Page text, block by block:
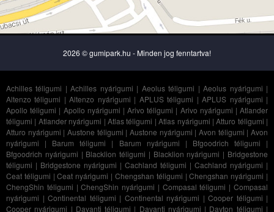
2026 © gumipark.hu - Minden jog fenntartva!
Achilles téligumi |Achilles nyárigumi | Aeolus téligumi |Aeolus nyárigumi |
Altenzo téligumi |Altenzo nyárigumi | APLUS téligumi |APLUS nyárigumi |
Apollo téligumi | Apollo nyárigumi |Arivo téligumi | Arivo nyárigumi |Atlander
téligumi | Atlander nyárigumi | Atlas téligumi |Atlas nyárigumi |Atturo téligumi |
Atturo nyárigumi |Austone téligumi |Austone nyárigumi |Avon téligumi |Avon
nyárigumi | Barum téligumi | Barum nyárigumi | Bfgoodrich téligumi |
Bfgoodrich nyárigumi | Blacklion téligumi | Blacklion nyárigumi | Bridgestone
téligumi | Bridgestone nyárigumi | Cachland téligumi | Cachland nyárigumi |
Ceat téligumi |Ceat nyárigumi | Chengshan téligumi |Chengshan nyárigumi |
ChengShin téligumi |ChengShin nyárigumi | Compasal téligumi |Compasal
nyárigumi | Continental téligumi | Continental nyárigumi | Cooper téligumi |
Cooper nyárigumi | Davanti téligumi | Davanti nyárigumi | Dayton téligumi |